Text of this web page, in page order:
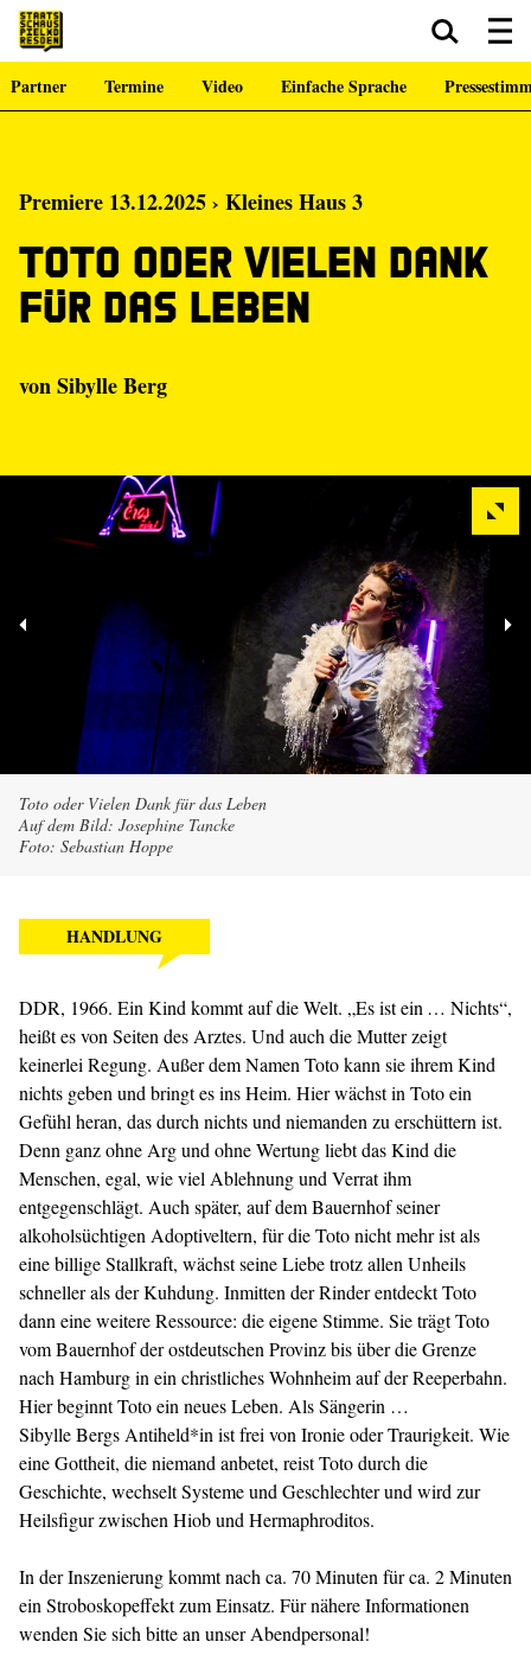
Zum Hauptinhalt springen Zum Footer springen
Partner Termine Video Einfache Sprache
Premiere 13.12.2025 › Kleines Haus 3
Toto oder Vielen Dank
für das Leben
von Sibylle Berg
Toto oder Vielen Dank für das Leben
Auf dem Bild: Josephine Tancke
Foto: Sebastian Hoppe
HANDLUNG
DDR, 1966. Ein Kind kommt auf die Welt. „Es ist ein … Nichts“,
heißt es von Seiten des Arztes. Und auch die Mutter zeigt
keinerlei Regung. Außer dem Namen Toto kann sie ihrem Kind
nichts geben und bringt es ins Heim. Hier wächst in Toto ein
Gefühl heran, das durch nichts und niemanden zu erschüttern ist.
Denn ganz ohne Arg und ohne Wertung liebt das Kind die
Menschen, egal, wie viel Ablehnung und Verrat ihm
entgegenschlägt. Auch später, auf dem Bauernhof seiner
alkoholsüchtigen Adoptiveltern, für die Toto nicht mehr ist als
eine billige Stallkraft, wächst seine Liebe trotz allen Unheils
schneller als der Kuhdung. Inmitten der Rinder entdeckt Toto
dann eine weitere Ressource: die eigene Stimme. Sie trägt Toto
vom Bauernhof der ostdeutschen Provinz bis über die Grenze
nach Hamburg in ein christliches Wohnheim auf der Reeperbahn.
Hier beginnt Toto ein neues Leben. Als Sängerin …
Sibylle Bergs Antiheld*in ist frei von Ironie oder Traurigkeit. Wie
eine Gottheit, die niemand anbetet, reist Toto durch die
Geschichte, wechselt Systeme und Geschlechter und wird zur
Heilsfigur zwischen Hiob und Hermaphroditos.
In der Inszenierung kommt nach ca. 70 Minuten für ca. 2 Minuten
ein Stroboskopeffekt zum Einsatz. Für nähere Informationen
wenden Sie sich bitte an unser Abendpersonal!